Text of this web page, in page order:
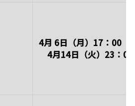
4月 6日（月）17：00
4月14日（火）23：00